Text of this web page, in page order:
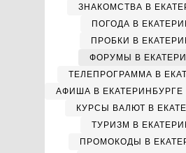
ЗНАКОМСТВА В
ПОГОДА В
ПРОБКИ В
ФОРУМЫ В
ТЕЛЕПРОГРАММА В
АФИША В ЕКАТЕРИНБУРГЕ
КУРСЫ ВАЛЮТ В
ТУРИЗМ В
ПРОМОКОДЫ В